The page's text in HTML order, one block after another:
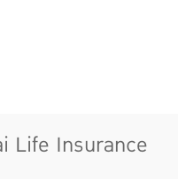
Life Insurance